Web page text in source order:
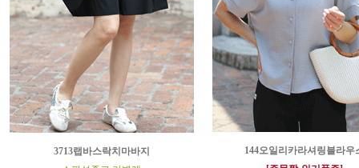
3713랩바스락치마바지
144오일리카라셔링블라우